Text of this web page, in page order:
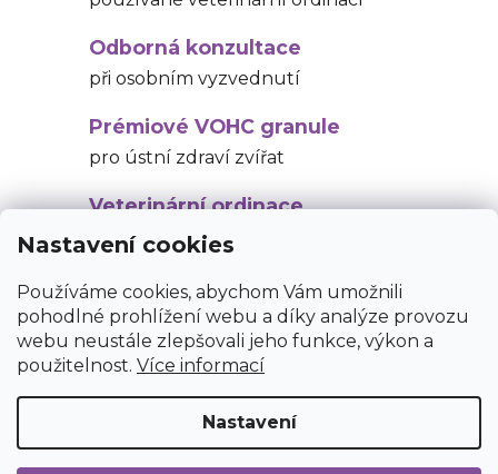
Nastavení cookies
Používáme cookies, abychom Vám umožnili
pohodlné prohlížení webu a díky analýze provozu
webu neustále zlepšovali jeho funkce, výkon a
použitelnost. Více informací
Nastavení
Odborná konzultace
při osobním vyzvednutí
Prémiové VOHC granule
pro ústní zdraví zvířat
Veterinární ordinace
v DIAMONA CLINIC u Ostravy
Popis
Diskuze